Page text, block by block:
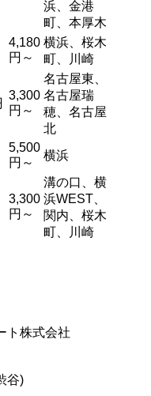
浜、金港
町、本厚木
4,180
円～
横浜、桜木
町、川崎
3,300
円～
名古屋東、
名古屋瑞
穂、名古屋
北
5,500
円～
横浜
3,300
円～
溝の口、横
浜WEST、
関内、桜木
町、川崎
ト株式会社
谷)